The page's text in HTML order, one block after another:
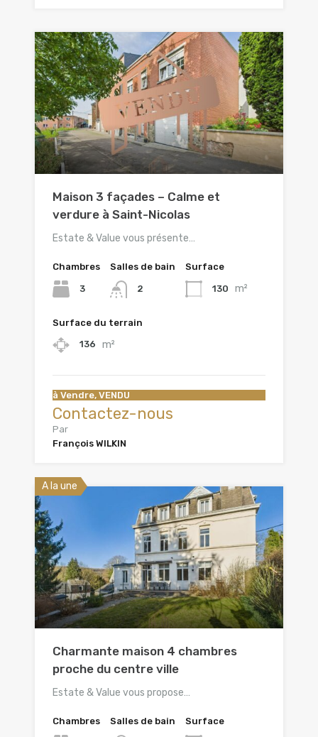
Maison 3 façades – Calme et
verdure à Saint-Nicolas
Estate & Value vous présente…
Chambres
3
Salles de bain
2
Surface
130 m²
Surface du terrain
136 m²
à Vendre, VENDU
Contactez-nous
Par
François WILKIN
A la une
Charmante maison 4 chambres
proche du centre ville
Estate & Value vous propose…
Chambres Salles de bain Surface